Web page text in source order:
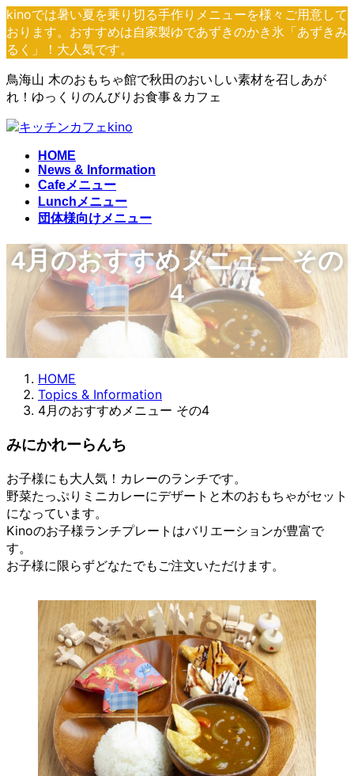
コ
ン
テ
ツ
へ
ス
キ
ナ
ビ
ゲ
シ
ョ
ン
に
kinoでは暑い夏を乗り切る手作りメニューを様々ご用意して
おります。おすすめは自家製ゆであずきのかき氷「あずきみ
るく」！大人気です。
鳥海山 木のおもちゃ館で秋田のおいしい素材を召しあが
れ！ゆっくりのんびりお食事＆カフェ
HOME
News & Information
Cafeメニュー
Lunchメニュー
団体様向けメニュー
4月のおすすめメニュー その
4
HOME
Topics & Information
4月のおすすめメニュー その4
みにかれーらんち
お子様にも大人気！カレーのランチです。
野菜たっぷりミニカレーにデザートと木のおもちゃがセット
になっています。
Kinoのお子様ランチプレートはバリエーションが豊富で
す。
お子様に限らずどなたでもご注文いただけます。